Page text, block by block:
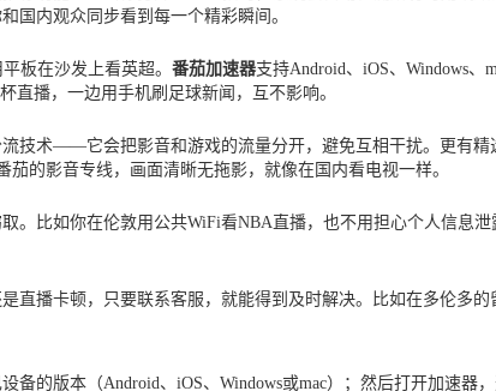
国内观众同步看到每一个精彩瞬间。
板在沙发上看英超。 番茄加速器支持Android、iOS、Windows、
直播，一边用手机刷足球新闻，互不影响。
技术——它会把影音和游戏的流量分开，避免互相干扰。更有精
的影音专线，画面清晰无拖影，就像在国内看电视一样。
。比如你在伦敦用公共WiFi看NBA直播，也不用担心个人信息
直播卡顿，只要联系客服，就能得到及时解决。比如在多伦多
备的版本（Android、iOS、Windows或mac）；然后打开加速器